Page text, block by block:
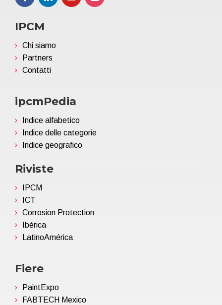
IPCM
Chi siamo
Partners
Contatti
ipcmPedia
Indice alfabetico
Indice delle categorie
Indice geografico
Riviste
IPCM
ICT
Corrosion Protection
Ibérica
LatinoAmérica
Fiere
PaintExpo
FABTECH Mexico